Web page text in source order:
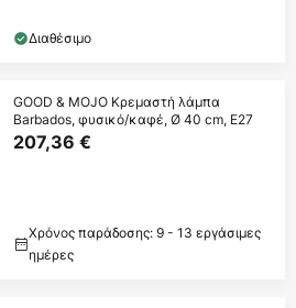
Διαθέσιμο
GOOD & MOJO Κρεμαστή λάμπα
Barbados, φυσικό/καφέ, Ø 40 cm, E27
207,36 €
Χρόνος παράδοσης: 9 - 13 εργάσιμες
ημέρες